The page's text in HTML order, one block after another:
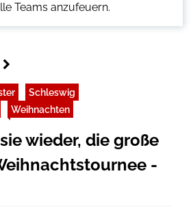
Teams anzufeuern.
Schleswig
Weihnachten
wieder, die große
-